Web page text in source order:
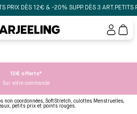
SUPP. DÈS 3 ART.PETITS PRIX DÈS 12€ & -
Mon
10€ offerts*
Sur votre commande
non coordonnées, SoftStretch, culottes Menstruelles,
petits prix et points rouges.